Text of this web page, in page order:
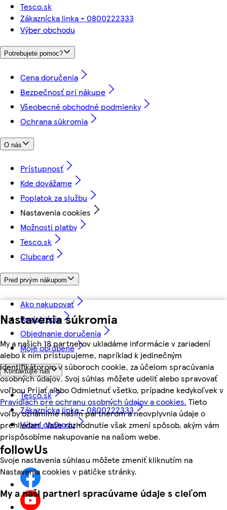
Nastavenia súkromia
My a našich 18 partnerov ukladáme informácie v zariadení
alebo k nim pristupujeme, napríklad k jedinečným
identifikátorom v súboroch cookie, za účelom spracúvania
osobných údajov. Svoj súhlas môžete udeliť alebo spravovať
voľbou Prijať alebo Odmietnuť všetko, prípadne kedykoľvek v
Pravidlách pre ochranu osobných údajov a cookies. Tieto
voľby oznámime našim partnerom a neovplyvnia údaje o
prehliadaní. Vaše rozhodnutie však zmení spôsob, akým vám
prispôsobíme nakupovanie na našom webe.
Svoje nastavenia súhlasu môžete zmeniť kliknutím na
Nastavenia cookies v pätičke stránky.
My a naši partneri spracúvame údaje s cieľom
Tesco.sk
Zákaznícka linka - 0800222333
Výber obchodu
Potrebujete pomoc?
Cena doručenia
Bezpečnosť pri nákupe
Všeobecné obchodné podmienky
Ochrana súkromia
O nás
Prístupnosť
Kde dovážame
Poplatok za službu
Nastavenia cookies
Možnosti platby
Tesco.sk
Clubcard
Pred prvým nákupom
Ako nakupovať
Registrácia
Objednanie doručenia
Moje obľúbené
Kontaktujte nás
Tesco.sk
Zákaznícka linka - 0800222333
Výber obchodu
followUs